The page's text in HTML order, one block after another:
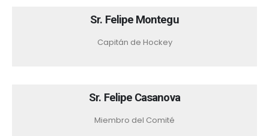
Sr. Felipe Montegu
Capitán de Hockey
Sr. Felipe Casanova
Miembro del Comité